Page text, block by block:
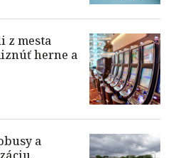
z mesta
herne a
a